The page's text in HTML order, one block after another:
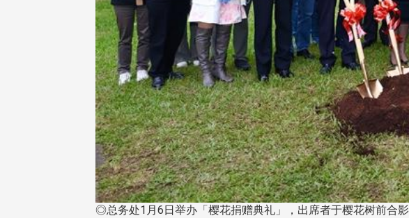
◎总务处1月6日举办「樱花捐赠典礼」，出席者于樱花树前合影